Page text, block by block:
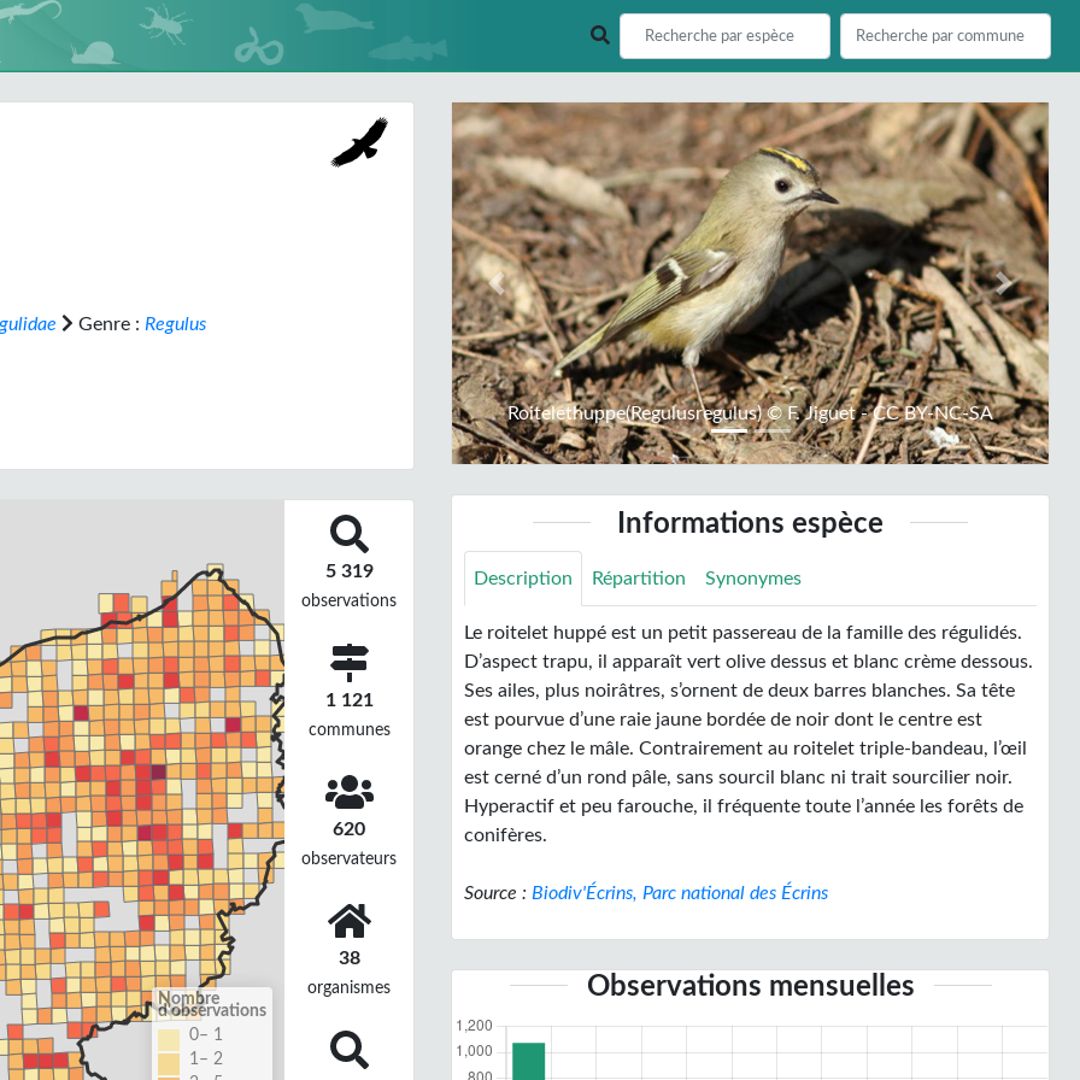
Genre : Regulus
Nombre
d'observations
0– 1
1– 2
5 319
observations
1 121
communes
620
observateurs
38
organismes
Roitelethuppe(Regulusregulus) © F. Jiguet - CC BY-NC-SA
Previous Next
Informations espèce
Description Répartition Synonymes
Le roitelet huppé est un petit passereau de la famille des régulidés.
D’aspect trapu, il apparaît vert olive dessus et blanc crème dessous.
Ses ailes, plus noirâtres, s’ornent de deux barres blanches. Sa tête
est pourvue d’une raie jaune bordée de noir dont le centre est
orange chez le mâle. Contrairement au roitelet triple-bandeau, l’œil
est cerné d’un rond pâle, sans sourcil blanc ni trait sourcilier noir.
Hyperactif et peu farouche, il fréquente toute l’année les forêts de
conifères.
Source : Biodiv'Écrins, Parc national des Écrins
Observations mensuelles